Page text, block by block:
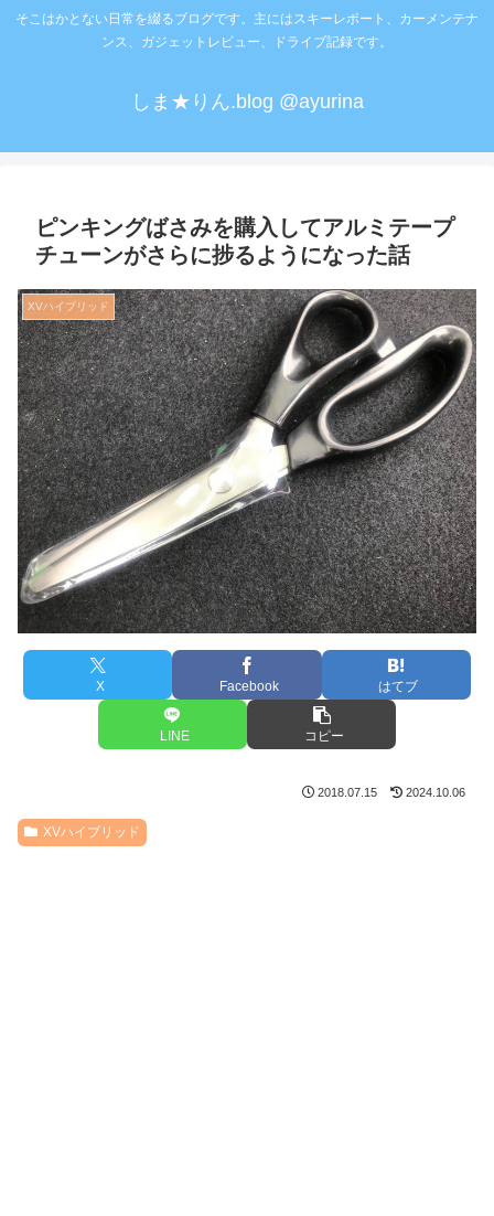
そこはかとない日常を綴るブログです。主にはスキーレポート、カーメンテナ
ンス、ガジェットレビュー、ドライブ記録です。
しま★りん.blog @ayurina
ピンキングばさみを購入してアルミテープ
チューンがさらに捗るようになった話
XVハイブリッド
X Facebook はてブ
LINE コピー
2018.07.15 2024.10.06
XVハイブリッド